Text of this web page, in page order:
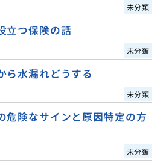
未分類
立つ保険の話
未分類
ら水漏れどうする
未分類
危険なサインと原因特定の方
未分類